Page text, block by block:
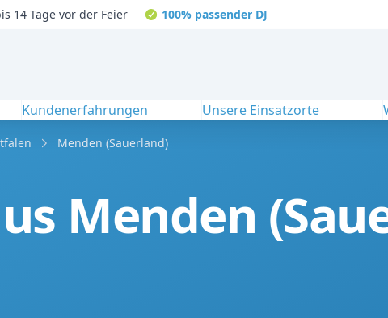
14 Tage vor der Feier 100% passender DJ
Kundenerfahrungen Unsere Einsatzorte
Menden (Sauerland)
Menden